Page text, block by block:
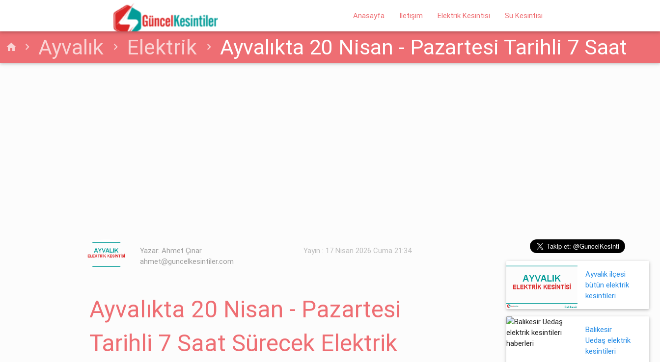
Anasayfa İletişim Elektrik Kesintisi Su Kesintisi
home Ayvalık Elektrik
Ayvalıkta 20 Nisan - Pazartesi Tarihli 7 Saat
Yazar: Ahmet Çınar
ahmet@guncelkesintiler.com
Yayın : 17 Nisan 2026 Cuma 21:34
Ayvalıkta 20 Nisan - Pazartesi
Tarihli 7 Saat Sürecek Elektrik
Ayvalık ilçesi
bütün elektrik
kesintileri
Balıkesir
Uedaş elektrik
kesintileri